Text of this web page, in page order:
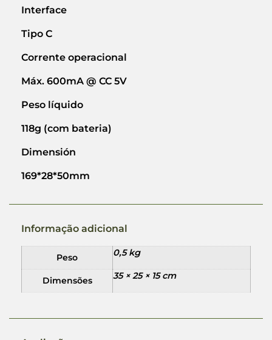
Interface
Tipo C
Corrente operacional
Máx. 600mA @ CC 5V
Peso líquido
118g (com bateria)
Dimensión
169*28*50mm
Informação adicional
Peso 0,5 kg
Dimensões 35 × 25 × 15 cm